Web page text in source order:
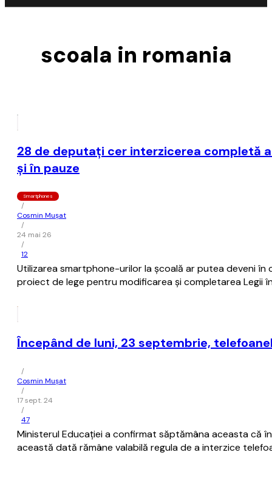
scoala in romania
28 de deputaţi cer interzicerea completă
şi în pauze
Smartphones
/
Cosmin Mușat
/
24 mai 26
/
12
Utilizarea smartphone-urilor la şcoală ar putea deveni
proiect de lege pentru modificarea şi completarea Legii
Începând de luni, 23 septembrie,
/
Cosmin Mușat
/
17 sept. 24
/
47
Ministerul Educaţiei a confirmat săptămâna aceasta că
această dată rămâne valabilă regula de a interzice